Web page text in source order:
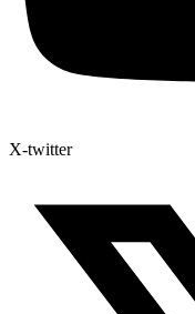
X-twitter